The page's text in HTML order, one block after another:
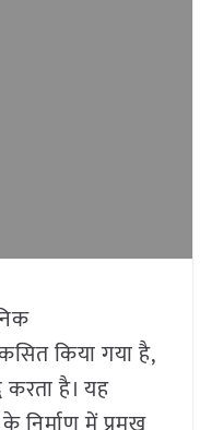
किया गया है,
है। यह